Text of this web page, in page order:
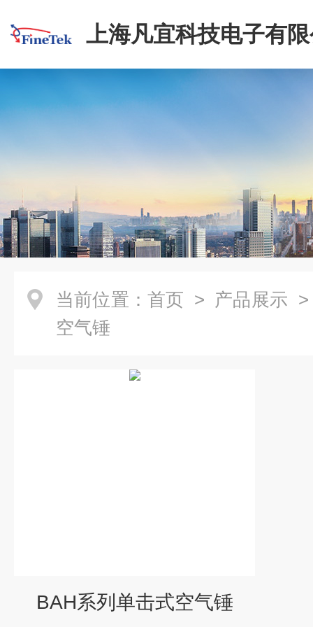
上海凡宜科技电子有
当前位置： 首页 > 产品展示
空气锤
BAH系列单击式空气锤